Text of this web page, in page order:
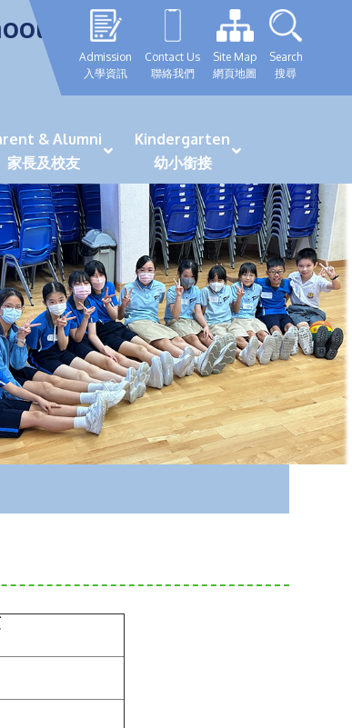
Admission
入學資訊
Contact Us
聯絡我們
Site Map
網頁地圖
Search
搜尋
& Alumni
家長及校友
Kindergarten
幼小銜接